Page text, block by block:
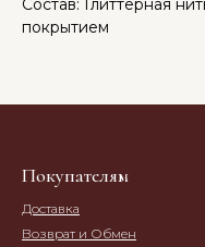
Состав: Глиттерная
покрытием
Покупателям
Доставка
Возврат и Обмен